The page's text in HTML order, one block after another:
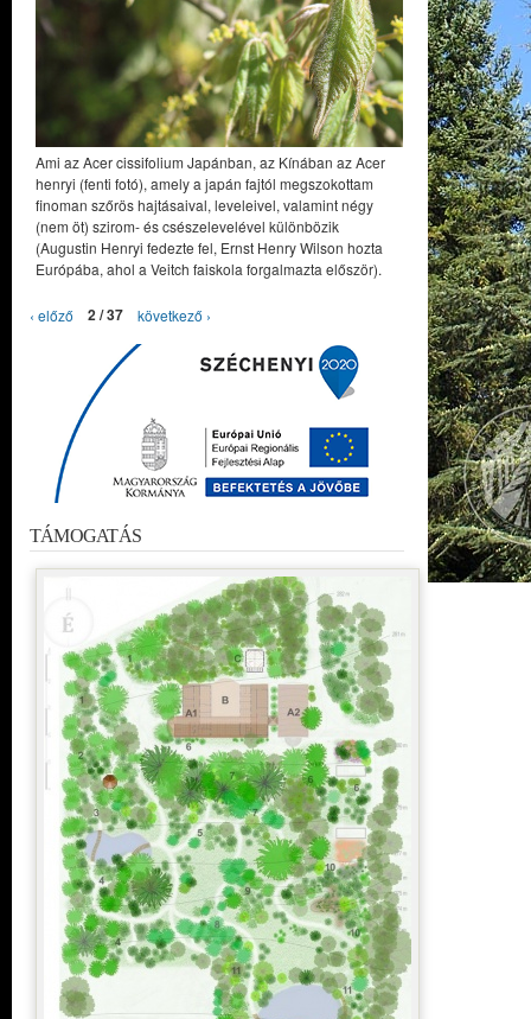
Ami az Acer cissifolium Japánban, az Kínában az Acer
henryi (fenti fotó), amely a japán fajtól megszokottam
finoman szőrös hajtásaival, leveleivel, valamint négy
(nem öt) szirom- és csészelevelével különbözik
(Augustin Henryi fedezte fel, Ernst Henry Wilson hozta
Európába, ahol a Veitch faiskola forgalmazta először).
‹ előző 2 / 37 következő ›
TÁMOGATÁS